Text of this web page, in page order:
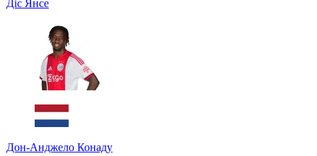
Діс Янсе
Дон-Анджело Конаду